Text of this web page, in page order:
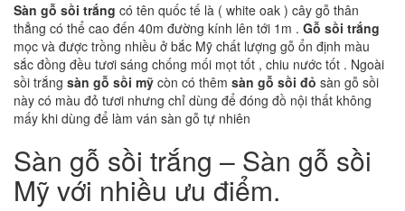
Sàn gỗ sồi trắng có tên quốc tế là ( white oak ) cây gỗ thân
thẳng có thể cao đến 40m đường kính lên tới 1m . Gỗ sồi trắng
mọc và được trồng nhiều ở bắc Mỹ chất lượng gỗ ổn định màu
sắc đồng đều tươi sáng chống mối mọt tốt , chiu nước tốt . Ngoài
sồi trắng sàn gỗ sồi mỹ còn có thêm sàn gỗ sồi đỏ sàn gỗ sồi
này có màu đỏ tươi nhưng chỉ dùng để đóng đồ nội thất không
mấy khi dùng để làm ván sàn gỗ tự nhiên
Sàn gỗ sồi trắng – Sàn gỗ sồi
Mỹ với nhiều ưu điểm.